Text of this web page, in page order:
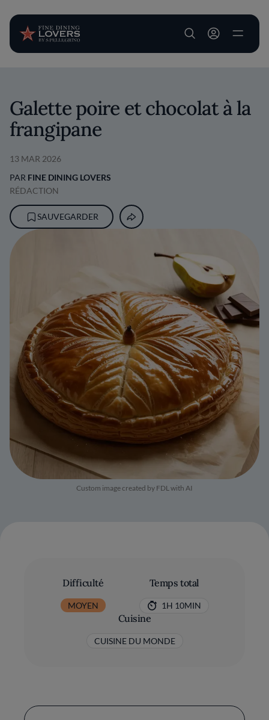
User account
Custom image created by FDL with AI
Galette poire et chocolat à la
frangipane
13 MAR 2026
PAR FINE DINING LOVERS
RÉDACTION
SAUVEGARDER
Difficulté
MOYEN
Temps total
1H 10MIN
Cuisine
CUISINE DU MONDE